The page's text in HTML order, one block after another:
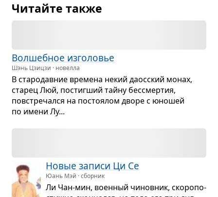
Читайте также
Вол­шеб­ное изго­ло­вье
Шэнь Цзицзи · новелла
В ста­ро­дав­ние вре­мена некий даос­ский монах,
ста­рец Люй, постиг­ший тайну бес­смер­тия,
повстре­чался на посто­я­лом дворе с юно­шей
по имени Лу...
Новые записи Ци Се
Юань Мэй · сборник
Ли Чан-мин, воен­ный чинов­ник, ско­ро­по­